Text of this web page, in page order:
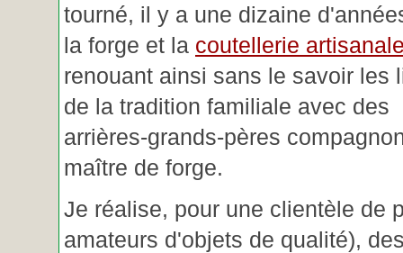
tourné, il y a une dizaine
la forge et la coutellerie
renouant ainsi sans le savoir les
de la tradition familiale avec des
arrières-grands-pères
maître de forge.
Je réalise, pour une clientèle de
amateurs d'objets de qualité),